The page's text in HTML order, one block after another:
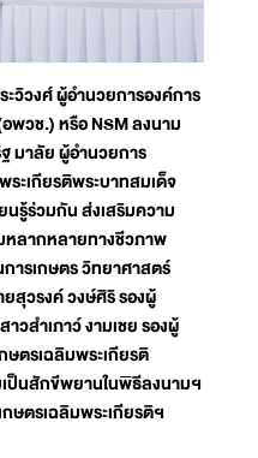
วิวงศ์ ผู้อำนวยการองค์การ
วช.) หรือ NSM ลงนาม
มาลัย ผู้อำนวยการ
ะเกียรติพระบาทสมเด็จ
รู้ร่วมกัน ส่งเสริมความ
หลากหลายทางชีวภาพ
ารเกษตร วิทยาศาสตร์
ยสุวรงค์ วงษ์ศิริ รองผู้
วสำเภาว์ งามเชย รองผู้
ตรเฉลิมพระเกียรติ
ป็นสักขีพยานในพิธีลงนามฯ
ตรเฉลิมพระเกียรติฯ